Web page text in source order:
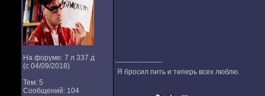
На форуме: 7 л 337 д
(с 04/09/2018)
Тем: 5
Сообщений: 104
--------------------
Я бросил пить и теперь всех люблю.